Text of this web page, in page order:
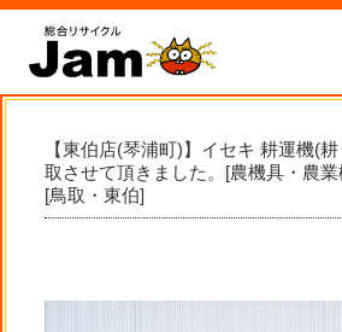
【東伯店(琴浦町)】イセキ 耕運機(
取させて頂きました。[農機具・農
[鳥取・東伯]